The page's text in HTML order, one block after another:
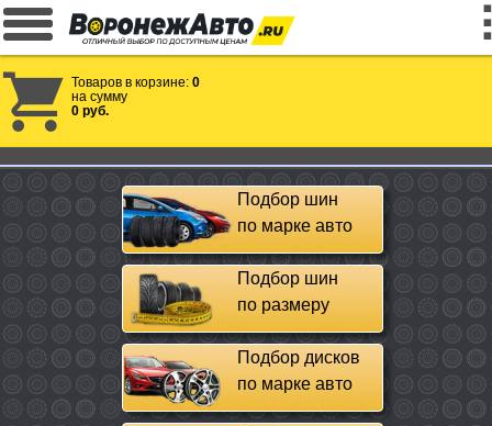
Товаров в корзине: 0
на сумму
0 руб.
Подбор шин
по марке авто
Подбор шин
по размеру
Подбор дисков
по марке авто